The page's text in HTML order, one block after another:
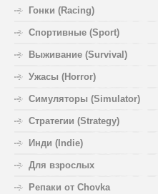
Гонки (Racing)
Спортивные (Sport)
Выживание (Survival)
Ужасы (Horror)
Симуляторы (Simulator)
Стратегии (Strategy)
Инди (Indie)
Для взрослых
Репаки от Chovka